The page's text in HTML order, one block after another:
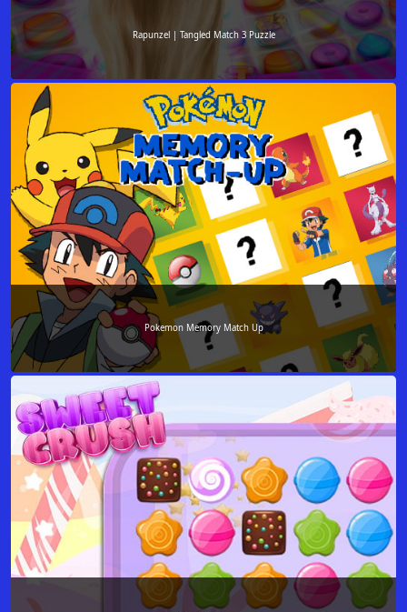
Rapunzel | Tangled Match 3 Puzzle
Pokemon Memory Match Up